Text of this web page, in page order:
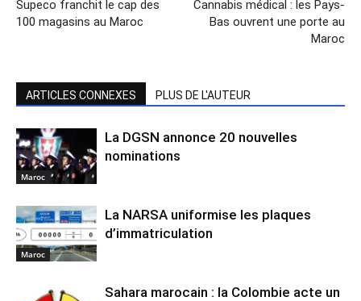
Supeco franchit le cap des
100 magasins au Maroc
Cannabis médical : les Pays-
Bas ouvrent une porte au
Maroc
ARTICLES CONNEXES PLUS DE L'AUTEUR
Maroc
La DGSN annonce 20 nouvelles
nominations
Maroc
La NARSA uniformise les plaques
d’immatriculation
Sahara marocain : la Colombie acte un